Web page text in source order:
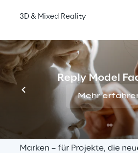
3D & Mixed Reality
Reply Model
Mehr
Bevorzugter
Reply beeindruckt mit
außergewöhnlich breiten und
Portfolio, das Strategie,
Kreativität vereint. Unser
Know-how und gezielte
neue und bewährte
uns zum bevorzugten Partner
Marken – für Projekte, die